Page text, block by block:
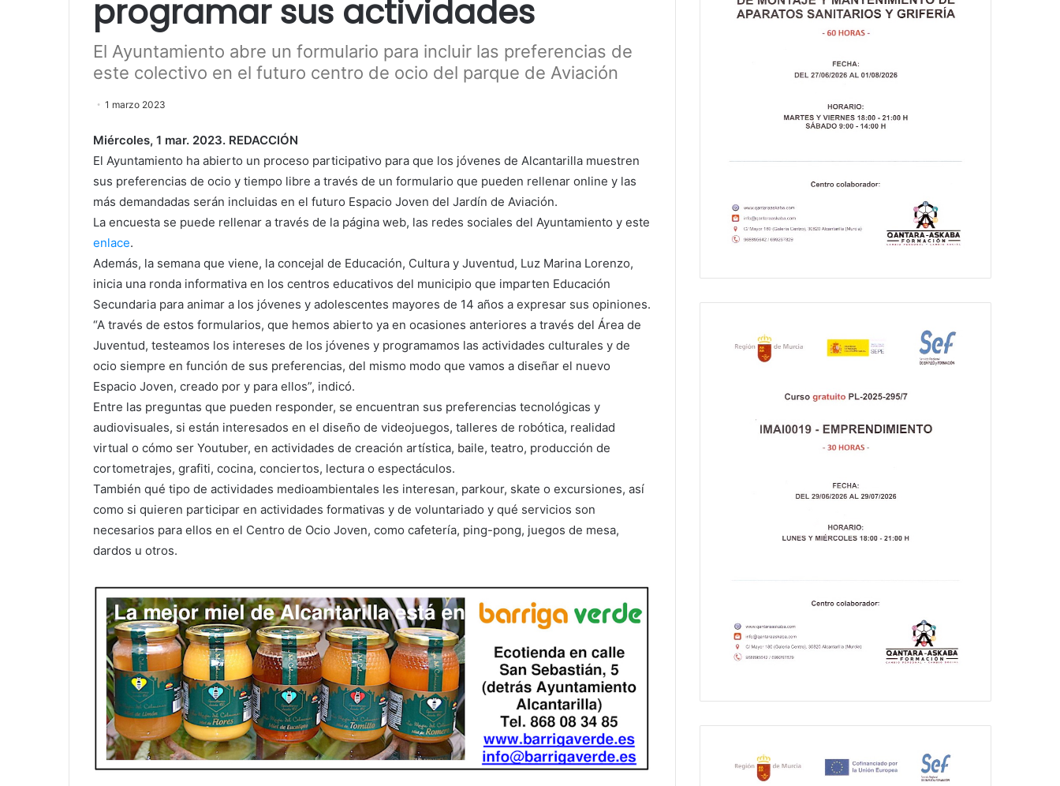
programar sus actividades
El Ayuntamiento abre un formulario para incluir las preferencias de
este colectivo en el futuro centro de ocio del parque de Aviación
1 marzo 2023
Miércoles, 1 mar. 2023. REDACCIÓN
El Ayuntamiento ha abierto un proceso participativo para que los jóvenes de Alcantarilla muestren
sus preferencias de ocio y tiempo libre a través de un formulario que pueden rellenar online y las
más demandadas serán incluidas en el futuro Espacio Joven del Jardín de Aviación.
La encuesta se puede rellenar a través de la página web, las redes sociales del Ayuntamiento y este
enlace.
Además, la semana que viene, la concejal de Educación, Cultura y Juventud, Luz Marina Lorenzo,
inicia una ronda informativa en los centros educativos del municipio que imparten Educación
Secundaria para animar a los jóvenes y adolescentes mayores de 14 años a expresar sus opiniones.
“A través de estos formularios, que hemos abierto ya en ocasiones anteriores a través del Área de
Juventud, testeamos los intereses de los jóvenes y programamos las actividades culturales y de
ocio siempre en función de sus preferencias, del mismo modo que vamos a diseñar el nuevo
Espacio Joven, creado por y para ellos”, indicó.
Entre las preguntas que pueden responder, se encuentran sus preferencias tecnológicas y
audiovisuales, si están interesados en el diseño de videojuegos, talleres de robótica, realidad
virtual o cómo ser Youtuber, en actividades de creación artística, baile, teatro, producción de
cortometrajes, grafiti, cocina, conciertos, lectura o espectáculos.
También qué tipo de actividades medioambientales les interesan, parkour, skate o excursiones, así
como si quieren participar en actividades formativas y de voluntariado y qué servicios son
necesarios para ellos en el Centro de Ocio Joven, como cafetería, ping-pong, juegos de mesa,
dardos u otros.